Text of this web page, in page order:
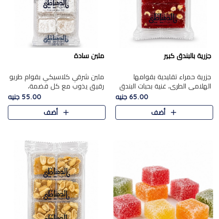
جزرية بالبندق كبير
جزرية حمراء تقليدية بقوامها
الهلامي الطري، غنية بحبات البندق
الفاخرة التي تضيف قرمشة راقية
إلى قوامها الناعم، لتقدم مزيجًا
متوازنًا من النكه..
65.00 جنيه
أضف
ملبن سادة
ملبن شرقي كلاسيكي بقوام طريو
رقيق يذوب مع كل قضمة،
مغطى بطبقة ناعمة من السكر
البودرة ليقدم المذاق الأصيل الذي
ارتبط بحلويات المولد التقليدي..
55.00 جنيه
أضف